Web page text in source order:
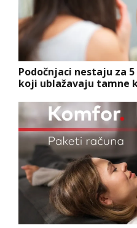
Podočnjaci nestaju za
koji ublažavaju tamne